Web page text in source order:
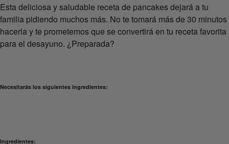
Esta deliciosa y saludable receta de pancakes dejará a tu
familia pidiendo muchos más. No te tomará más de 30 minutos
hacerla y te prometemos que se convertirá en tu receta favorita
para el desayuno. ¿Preparada?
Necesitarás los siguientes ingredientes:
Ingredientes: